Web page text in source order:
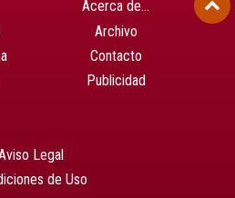
Acerca de…
Archivo
Contacto
Publicidad
Legal
de Uso